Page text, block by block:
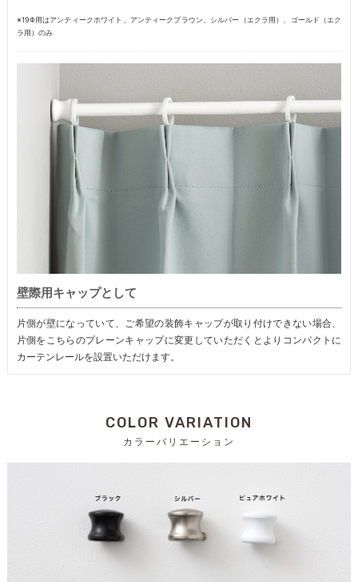
※19Φ用はアンティークホワイト、アンティークブラウン、シルバー（エクラ用）、ゴールド（エク
ラ用）のみ
壁際用キャップとして
片側が壁になっていて、ご希望の装飾キャップが取り付けできない場合、
片側をこちらのプレーンキャップに変更していただくとよりコンパクトに
カーテンレールを設置いただけます。
COLOR VARIATION
カラーバリエーション